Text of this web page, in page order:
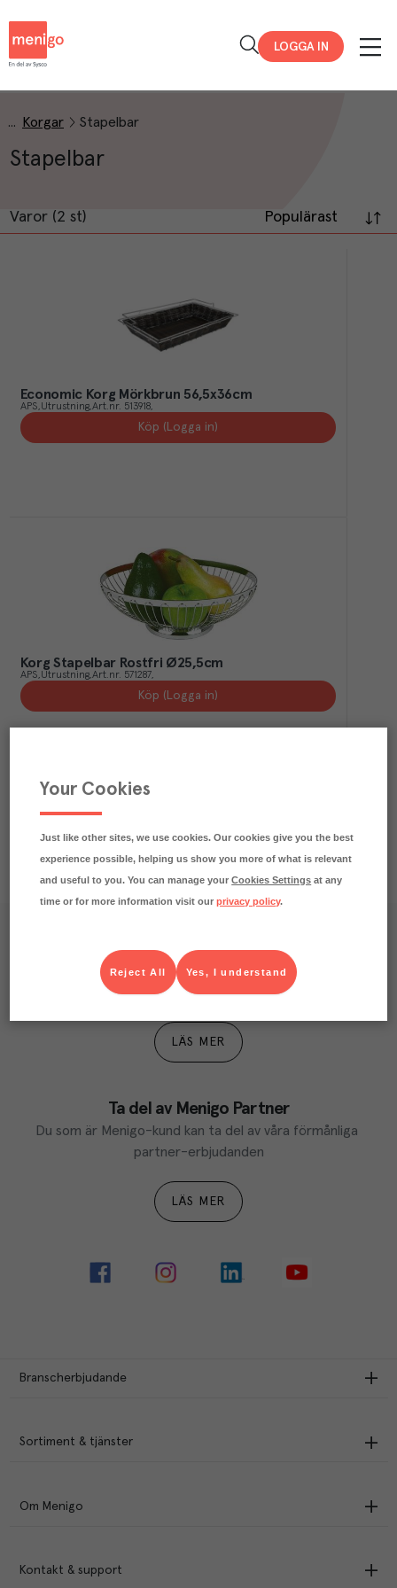
LOGGA IN
Korgar Stapelbar
Stapelbar
Varor (2 st) Populärast
Economic Korg Mörkbrun 56,5x36cm
APS Utrustning Art.nr. 513918
Köp (Logga in)
Korg Stapelbar Rostfri Ø25,5cm
APS Utrustning Art.nr. 571287
Köp (Logga in)
Våra kundtidningar
Läs inspirerande reportage, matnyttiga artiklar och
ta del av aktuella kampanjer.
LÄS MER
Ta del av Menigo Partner
Du som är Menigo-kund kan ta del av våra förmånliga
partner-erbjudanden
LÄS MER
Branscherbjudande
Sortiment & tjänster
Om Menigo
Kontakt & support
Your Cookies
Just like other sites, we use cookies. Our cookies give you the best
experience possible, helping us show you more of what is relevant
and useful to you. You can manage yourCookies Settings at any
time or for more information visit ourprivacy policy.
Yes, I understand
Reject All